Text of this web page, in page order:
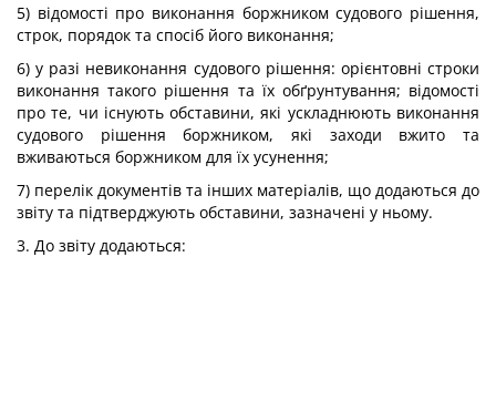
5) відомості про виконання боржником судового рішення,
строк, порядок та спосіб його виконання;
6) у разі невиконання судового рішення: орієнтовні строки
виконання такого рішення та їх обґрунтування; відомості
про те, чи існують обставини, які ускладнюють виконання
судового рішення боржником, які заходи вжито та
вживаються боржником для їх усунення;
7) перелік документів та інших матеріалів, що додаються до
звіту та підтверджують обставини, зазначені у ньому.
3. До звіту додаються: